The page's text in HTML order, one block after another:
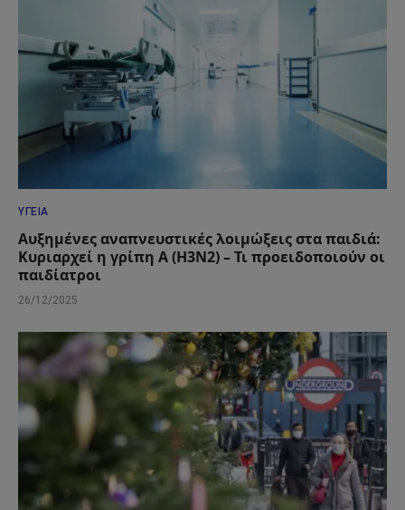
ΥΓΕΊΑ
Αυξημένες αναπνευστικές λοιμώξεις στα παιδιά:
Κυριαρχεί η γρίπη Α (Η3Ν2) – Τι προειδοποιούν οι
παιδίατροι
26/12/2025